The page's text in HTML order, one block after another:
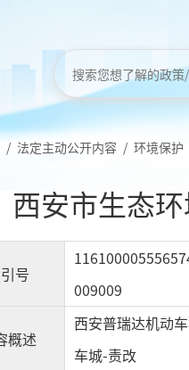
/ 法定主动公开内容 / 环境保护
西安市生态
号
009009
概述
西安普瑞达机动
车城-责改